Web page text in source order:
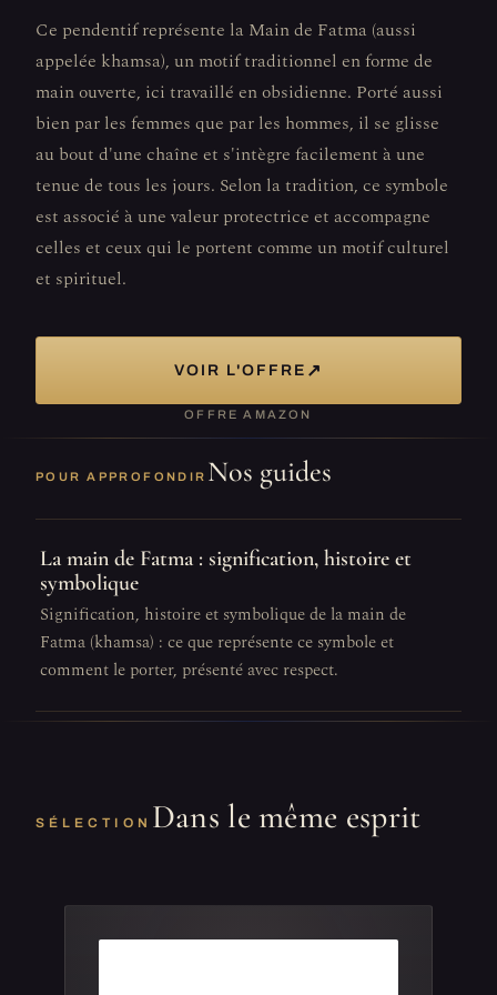
Ce pendentif représente la Main de Fatma (aussi
appelée khamsa), un motif traditionnel en forme de
main ouverte, ici travaillé en obsidienne. Porté aussi
bien par les femmes que par les hommes, il se glisse
au bout d'une chaîne et s'intègre facilement à une
tenue de tous les jours. Selon la tradition, ce symbole
est associé à une valeur protectrice et accompagne
celles et ceux qui le portent comme un motif culturel
et spirituel.
VOIR L'OFFRE ↗
OFFRE AMAZON
POUR APPROFONDIR Nos guides
La main de Fatma : signification, histoire et
symbolique
Signification, histoire et symbolique de la main de
Fatma (khamsa) : ce que représente ce symbole et
comment le porter, présenté avec respect.
SÉLECTION Dans le même esprit